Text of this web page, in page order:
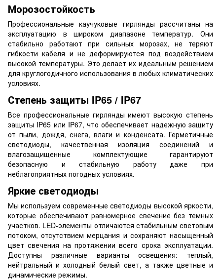
Морозостойкость
Профессиональные каучуковые гирлянды рассчитаны на
эксплуатацию в широком диапазоне температур. Они
стабильно работают при сильных морозах, не теряют
гибкости кабеля и не деформируются под воздействием
высокой температуры. Это делает их идеальным решением
для круглогодичного использования в любых климатических
условиях.
Степень защиты IP65 / IP67
Все профессиональные гирлянды имеют высокую степень
защиты IP65 или IP67, что обеспечивает надежную защиту
от пыли, дождя, снега, влаги и конденсата. Герметичные
светодиоды, качественная изоляция соединений и
влагозащищенные комплектующие гарантируют
безопасную и стабильную работу даже при
неблагоприятных погодных условиях.
Яркие светодиоды
Мы используем современные светодиоды высокой яркости,
которые обеспечивают равномерное свечение без темных
участков. LED-элементы отличаются стабильным световым
потоком, отсутствием мерцания и сохраняют насыщенный
цвет свечения на протяжении всего срока эксплуатации.
Доступны различные варианты освещения: теплый,
нейтральный и холодный белый свет, а также цветные и
динамические режимы.